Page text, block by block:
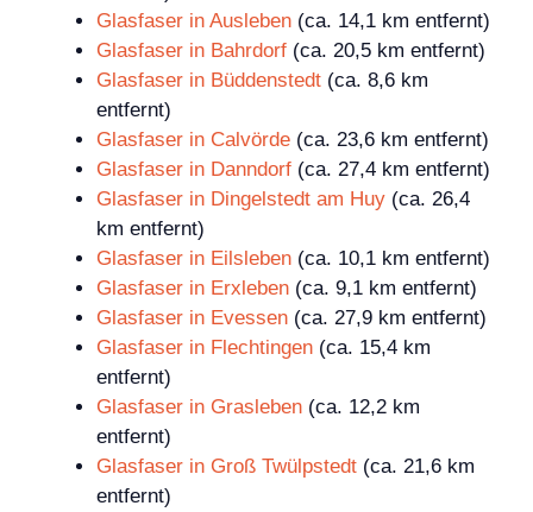
Glasfaser in Ausleben (ca. 14,1 km entfernt)
Glasfaser in Bahrdorf (ca. 20,5 km entfernt)
Glasfaser in Büddenstedt (ca. 8,6 km
entfernt)
Glasfaser in Calvörde (ca. 23,6 km entfernt)
Glasfaser in Danndorf (ca. 27,4 km entfernt)
Glasfaser in Dingelstedt am Huy (ca. 26,4
km entfernt)
Glasfaser in Eilsleben (ca. 10,1 km entfernt)
Glasfaser in Erxleben (ca. 9,1 km entfernt)
Glasfaser in Evessen (ca. 27,9 km entfernt)
Glasfaser in Flechtingen (ca. 15,4 km
entfernt)
Glasfaser in Grasleben (ca. 12,2 km
entfernt)
Glasfaser in Groß Twülpstedt (ca. 21,6 km
entfernt)